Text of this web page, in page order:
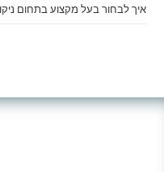
איך לבחור בעל מקצוע בתחום